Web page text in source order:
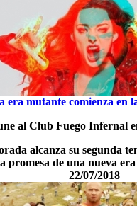
era mutante comienza en
al Club Fuego Infernal
alcanza su segunda
promesa de una nueva
22/07/2018